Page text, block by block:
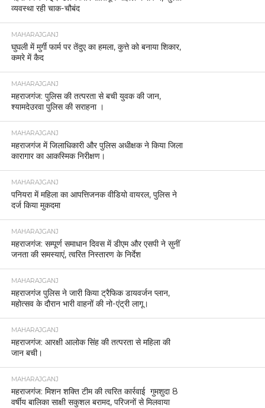
व्यवस्था रही चाक-चौबंद
MAHARAJGANJ
घुघली में मुर्गी फार्म पर तेंदुए का हमला, कुत्ते को बनाया शिकार,
कमरे में कैद
MAHARAJGANJ
महराजगंज: पुलिस की तत्परता से बची युवक की जान,
श्यामदेउरवा पुलिस की सराहना ।
MAHARAJGANJ
महराजगंज में जिलाधिकारी और पुलिस अधीक्षक ने किया जिला
कारागार का आकस्मिक निरीक्षण।
MAHARAJGANJ
पनियरा में महिला का आपत्तिजनक वीडियो वायरल, पुलिस ने
दर्ज किया मुकदमा
MAHARAJGANJ
महराजगंज: सम्पूर्ण समाधान दिवस में डीएम और एसपी ने सुनीं
जनता की समस्याएं, त्वरित निस्तारण के निर्देश
MAHARAJGANJ
महराजगंज पुलिस ने जारी किया ट्रैफिक डायवर्जन प्लान,
महोत्सव के दौरान भारी वाहनों की नो-एंट्री लागू।
MAHARAJGANJ
महराजगंज: आरक्षी आलोक सिंह की तत्परता से महिला की
जान बची।
MAHARAJGANJ
महराजगंज: मिशन शक्ति टीम की त्वरित कार्रवाई गुमशुदा 8
वर्षीय बालिका साक्षी सकुशल बरामद, परिजनों से मिलवाया